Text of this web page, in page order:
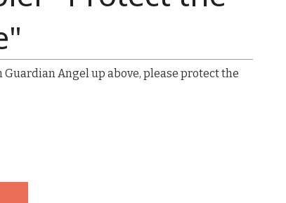
Engel til t
Angel up above, please protect the